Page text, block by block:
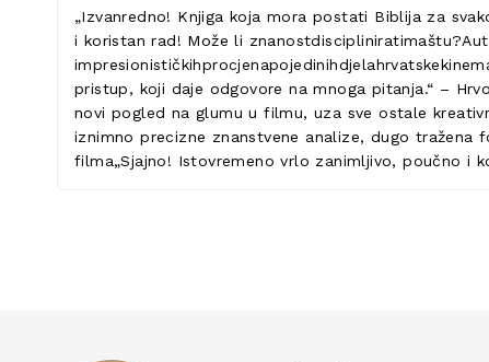
„Izvanredno! Knjiga koja mora postati Biblija za
i koristan rad! Može li
pristup, koji daje odgovore na mnoga pitanja.“ –
novi pogled na glumu u filmu, uza sve ostale
iznimno precizne znanstvene analize, dugo tražena
filma„Sjajno! Istovremeno vrlo zanimljivo, poučno i